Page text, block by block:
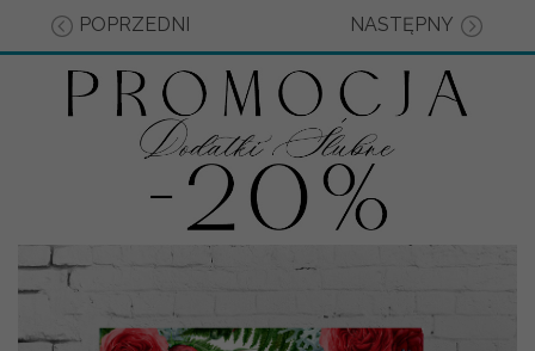
POPRZEDNI NASTĘPNY